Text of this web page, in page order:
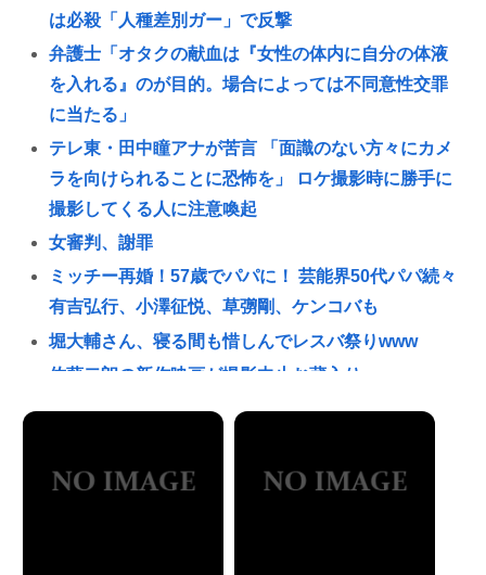
は必殺「人種差別ガー」で反撃
弁護士「オタクの献血は『女性の体内に自分の体液
を入れる』のが目的。場合によっては不同意性交罪
に当たる」
テレ東・田中瞳アナが苦言 「面識のない方々にカメ
ラを向けられることに恐怖を」 ロケ撮影時に勝手に
撮影してくる人に注意喚起
女審判、謝罪
ミッチー再婚！57歳でパパに！ 芸能界50代パパ続々
有吉弘行、小澤征悦、草彅剛、ケンコバも
堀大輔さん、寝る間も惜しんでレスバ祭りwww
佐藤二朗の新作映画が撮影中止お蔵入りwww
2mの奴に身長170cmが勝てる可能性が一番高い格闘
両親「もう結婚しろとは言わない。でも老後に独り